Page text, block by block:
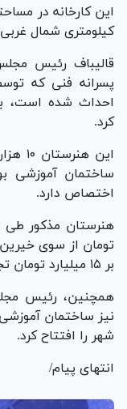
کیلومتری شمال غربی
قالیباف رئیس
پسرانه فنی که
احداث شده است،
کرد.
اختصاص دارد.
تومان از سوی
بر ۱۵ میلیارد تومان تجهیز شده است.
همچنین، رئیس
نیز ساختمان
شهر را افتتاح کرد.
انتهای پیام/